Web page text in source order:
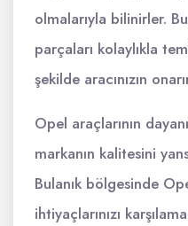
olmalarıyla bilinirler.
parçaları kolaylıkla
şekilde aracınızın
Opel araçlarının
markanın kalitesini
Bulanık bölgesinde
ihtiyaçlarınızı